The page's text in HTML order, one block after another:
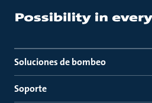
Soluciones de bombeo
Soporte